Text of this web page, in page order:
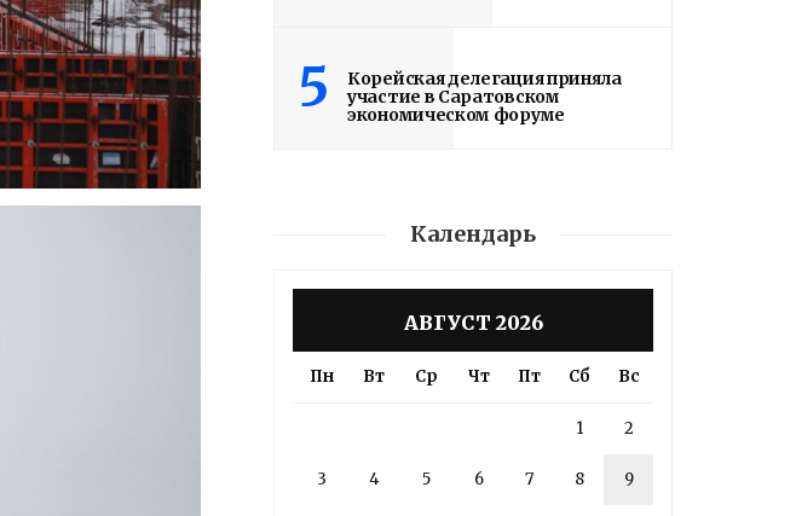
5
Корейская делегация приняла
участие в Саратовском
экономическом форуме
Календарь
АВГУСТ 2026
Пн Вт Ср Чт Пт Сб Вс
1 2
3 4 5 6 7 8 9